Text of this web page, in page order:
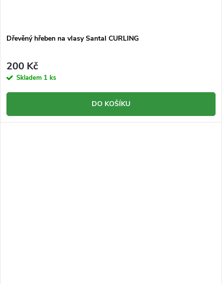
Dřevěný hřeben na vlasy Santal CURLING
200 Kč
Skladem 1 ks
DO KOŠÍKU